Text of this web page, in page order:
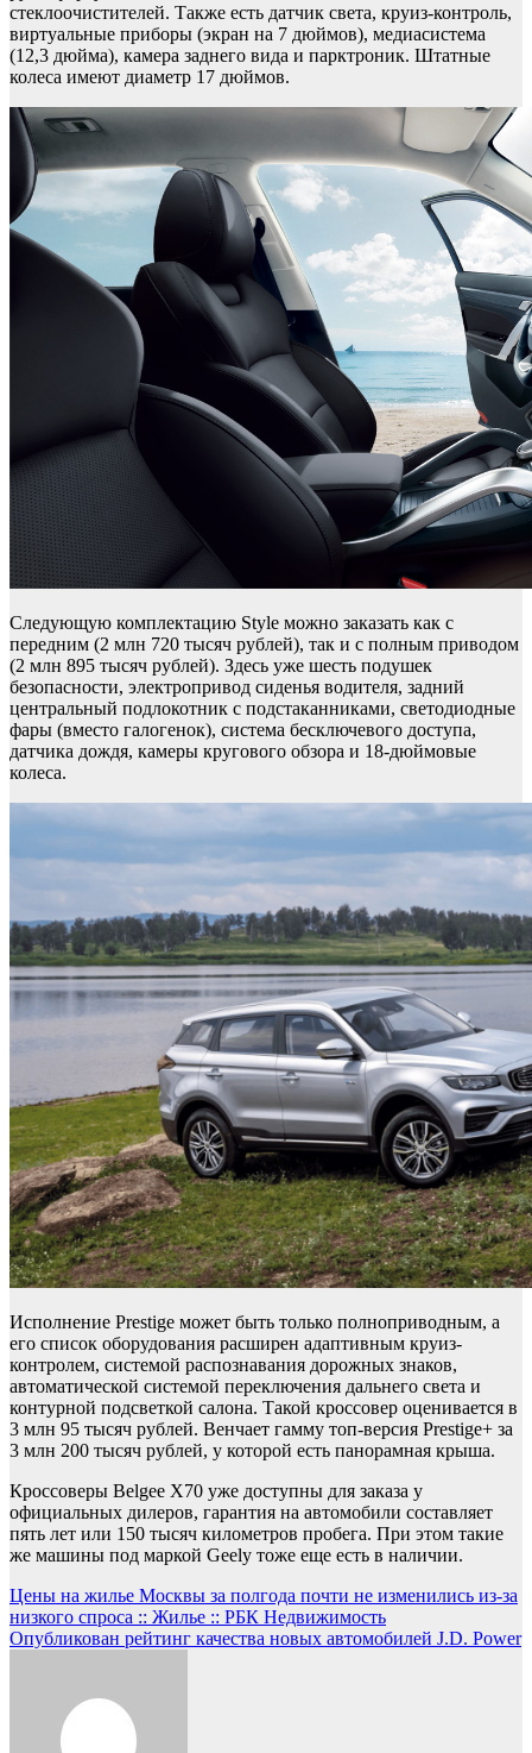
стеклоочистителей. Также есть датчик света, круиз-контроль,
виртуальные приборы (экран на 7 дюймов), медиасистема
(12,3 дюйма), камера заднего вида и парктроник. Штатные
колеса имеют диаметр 17 дюймов.
Следующую комплектацию Style можно заказать как с
передним (2 млн 720 тысяч рублей), так и с полным приводом
(2 млн 895 тысяч рублей). Здесь уже шесть подушек
безопасности, электропривод сиденья водителя, задний
центральный подлокотник с подстаканниками, светодиодные
фары (вместо галогенок), система бесключевого доступа,
датчика дождя, камеры кругового обзора и 18-дюймовые
колеса.
Исполнение Prestige может быть только полноприводным, а
его список оборудования расширен адаптивным круиз-
контролем, системой распознавания дорожных знаков,
автоматической системой переключения дальнего света и
контурной подсветкой салона. Такой кроссовер оценивается в
3 млн 95 тысяч рублей. Венчает гамму топ-версия Prestige+ за
3 млн 200 тысяч рублей, у которой есть панорамная крыша.
Кроссоверы Belgee X70 уже доступны для заказа у
официальных дилеров, гарантия на автомобили составляет
пять лет или 150 тысяч километров пробега. При этом такие
же машины под маркой Geely тоже еще есть в наличии.
Навигация
по
Цены на жилье Москвы за полгода почти не изменились из-за
низкого спроса :: Жилье :: РБК Недвижимость
Опубликован рейтинг качества новых автомобилей J.D. Power